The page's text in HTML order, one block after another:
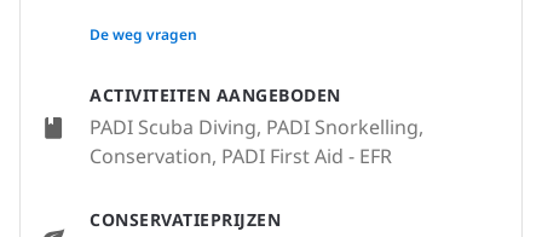
ACTIVITEITEN AANGEBODEN
PADI Scuba Diving, PADI Snorkelling,
Conservation, PADI First Aid - EFR
CONSERVATIEPRIJZEN
None
De weg vragen